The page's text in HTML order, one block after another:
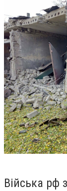
Війська рф